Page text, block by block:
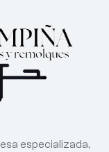
especializada,